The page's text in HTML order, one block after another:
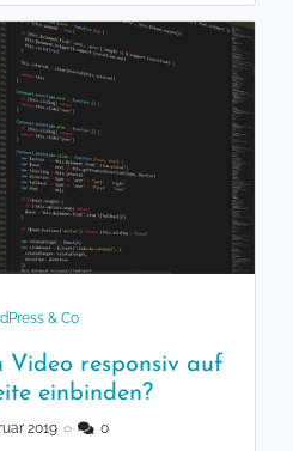
& Co
Video responsiv auf
einbinden?
2019 ◌ 0